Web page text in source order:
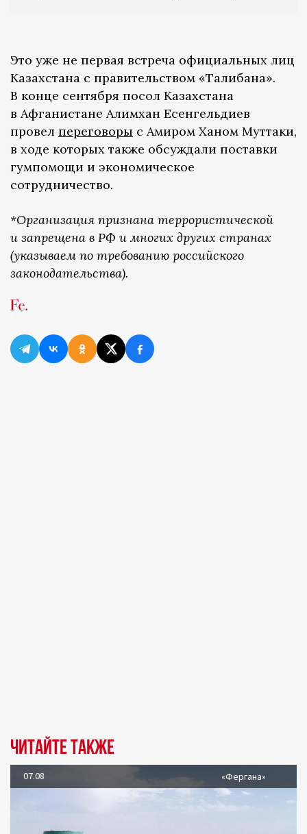
Это уже не первая встреча официальных лиц
Казахстана с правительством «Талибана».
В конце сентября посол Казахстана
в Афганистане Алимхан Есенгельдиев
провел переговоры с Амиром Ханом Муттаки,
в ходе которых также обсуждали поставки
гумпомощи и экономическое
сотрудничество.
*Организация признана террористической
и запрещена в РФ и многих других странах
(указываем по требованию российского
законодательства).
Читайте также
07.08 «Фергана»